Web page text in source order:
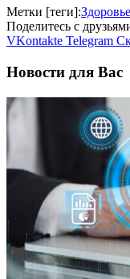
Метки [теги]:Здоровье
Поделитесь с
VKontakte Telegram
Новости для Вас